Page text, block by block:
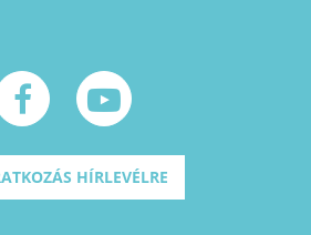
HÍRLEVÉLRE